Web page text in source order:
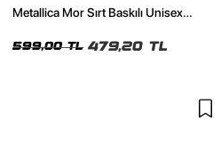
Metallica Mor Sırt Baskılı Unisex
599,00 TL 479,20 TL